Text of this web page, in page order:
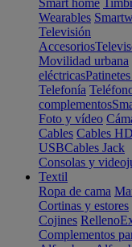
Smart home
Wearables
Televisión
Accesorios
Movilidad urbana
eléctricas
Telefonía
complementos
Foto y vídeo
Cables Cables
USBCables Jack
Consolas y
Textil
Ropa de cama
Cortinas y estores
Cojines Relleno
Complementos